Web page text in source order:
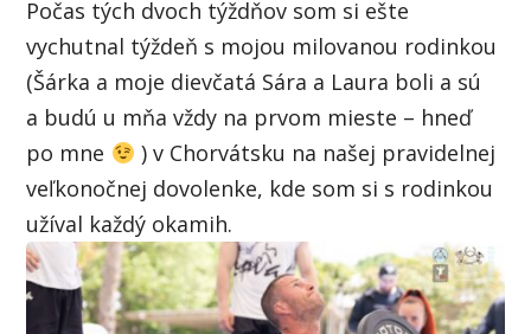
Počas tých dvoch týždňov som si ešte
vychutnal týždeň s mojou milovanou rodinkou
(Šárka a moje dievčatá Sára a Laura boli a sú
a budú u mňa vždy na prvom mieste – hneď
po mne
) v Chorvátsku na našej pravidelnej
veľkonočnej dovolenke, kde som si s rodinkou
užíval každý okamih.